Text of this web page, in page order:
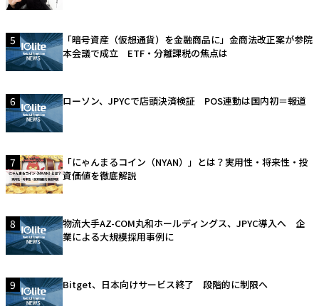
5
「暗号資産（仮想通貨）を金融商品に」金商法改正案が参院
本会議で成立 ETF・分離課税の焦点は
6 ローソン、JPYCで店頭決済検証 POS連動は国内初＝報道
7
「にゃんまるコイン（NYAN）」とは？実用性・将来性・投
資価値を徹底解説
8
物流大手AZ-COM丸和ホールディングス、JPYC導入へ 企
業による大規模採用事例に
9 Bitget、日本向けサービス終了 段階的に制限へ